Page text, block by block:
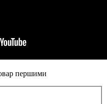
першими